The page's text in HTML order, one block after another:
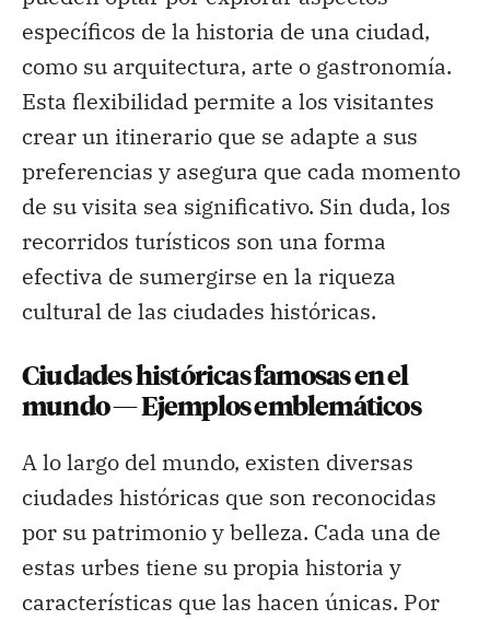
específicos de la historia de una ciudad,
como su arquitectura, arte o gastronomía.
Esta flexibilidad permite a los visitantes
crear un itinerario que se adapte a sus
preferencias y asegura que cada momento
de su visita sea significativo. Sin duda, los
recorridos turísticos son una forma
efectiva de sumergirse en la riqueza
cultural de las ciudades históricas.
Ciudades históricas famosas en el
mundo — Ejemplos emblemáticos
A lo largo del mundo, existen diversas
ciudades históricas que son reconocidas
por su patrimonio y belleza. Cada una de
estas urbes tiene su propia historia y
características que las hacen únicas. Por